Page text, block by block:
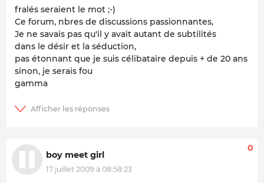
fralés seraient le mot ;-)
Ce forum, nbres de discussions passionnantes,
Je ne savais pas qu'il y avait autant de subtilités
dans le désir et la séduction,
pas étonnant que je suis célibataire depuis + de 20 ans
sinon, je serais fou
gamma
boy meet girl
17 juillet 2009 à 08:58:23
0